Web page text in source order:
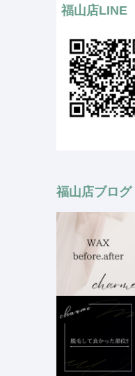
福山店LINE
福山店ブログ